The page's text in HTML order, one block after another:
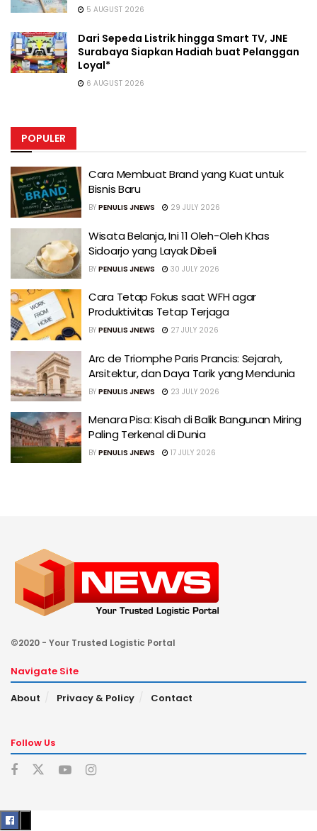
5 AUGUST 2026
Dari Sepeda Listrik hingga Smart TV, JNE
Surabaya Siapkan Hadiah buat Pelanggan
Loyal*
6 AUGUST 2026
POPULER
Cara Membuat Brand yang Kuat untuk
Bisnis Baru
BY PENULIS JNEWS 29 JULY 2026
Wisata Belanja, Ini 11 Oleh-Oleh Khas
Sidoarjo yang Layak Dibeli
BY PENULIS JNEWS 30 JULY 2026
Cara Tetap Fokus saat WFH agar
Produktivitas Tetap Terjaga
BY PENULIS JNEWS 27 JULY 2026
Arc de Triomphe Paris Prancis: Sejarah,
Arsitektur, dan Daya Tarik yang Mendunia
BY PENULIS JNEWS 23 JULY 2026
Menara Pisa: Kisah di Balik Bangunan Miring
Paling Terkenal di Dunia
BY PENULIS JNEWS 17 JULY 2026
©2020 - Your Trusted Logistic Portal
Navigate Site
About
Privacy & Policy Contact
Follow Us